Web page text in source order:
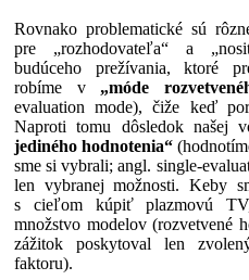
Rovnako problematické sú
pre „rozhodovateľa“ a
budúceho prežívania, ktoré
robíme v „móde
evaluation mode), čiže keď
Naproti tomu dôsledok našej
jediného hodnotenia“
sme si vybrali; angl. single-
len vybranej možnosti. Keby
s cieľom kúpiť plazmovú
množstvo modelov (rozvetvené
zážitok poskytoval len
faktoru).